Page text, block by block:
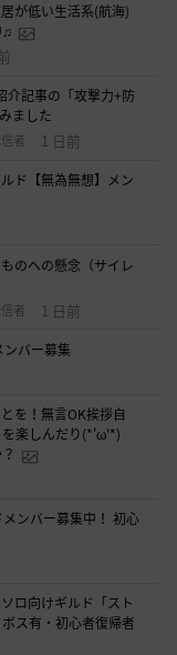
が低い生活系(航海)
♫
介記事の「攻撃力+防
ました
者 1 日前
ド【無為無想】メン
のへの懸念（サイレ
者 1 日前
ンバー募集
を！無言OK挨拶自
を楽しんだり(*'ω'*)
ンバー募集中！ 初心
ロ向けギルド「スト
ス有・初心者復帰者